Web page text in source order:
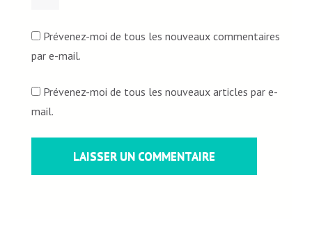
Prévenez-moi de tous les nouveaux commentaires
par e-mail.
Prévenez-moi de tous les nouveaux articles par e-
mail.